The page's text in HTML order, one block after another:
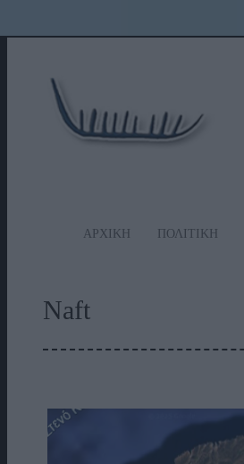
ΑΡΧΙΚΗ ΠΟΛΙΤΙΚΗ
Naft